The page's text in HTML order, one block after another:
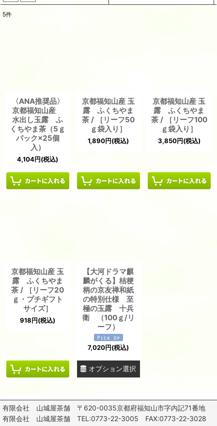
5件
〈ANA推奨品〉
京都福知山産
水出し玉露 ふ
くちやま茶（5ｇ
パック×25個
入）
4,104円(税込)
京都福知山産 玉
露 ふくちやま
茶 / ［リーフ50
ｇ袋入り］
1,890円(税込)
京都福知山産 玉
露 ふくちやま
茶 / ［リーフ100
ｇ袋入り］
3,850円(税込)
京都福知山産 玉
露 ふくちやま
茶 / ［リーフ20
ｇ・プチギフト
サイズ］
918円(税込)
【大河ドラマ麒
麟がくる】桔梗
柄の京友禅和紙
の特別仕様 至
極の玉露 十兵
衛 （100ｇ/リ
ーフ）
7,020円(税込)
オプション選択
有限会社 山城屋茶舗 〒620-0035京都府福知山市字内記71番地
有限会社 山城屋茶舗 TEL:0773-22-3005 FAX:0773-22-3028